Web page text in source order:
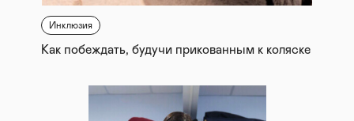
Инклюзия
Как побеждать, будучи прикованным к коляске